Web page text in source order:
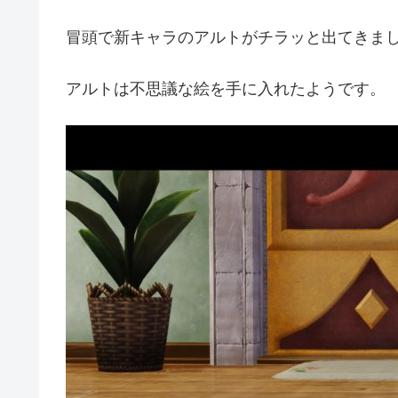
冒頭で新キャラのアルトがチラッと出てきま
アルトは不思議な絵を手に入れたようです。